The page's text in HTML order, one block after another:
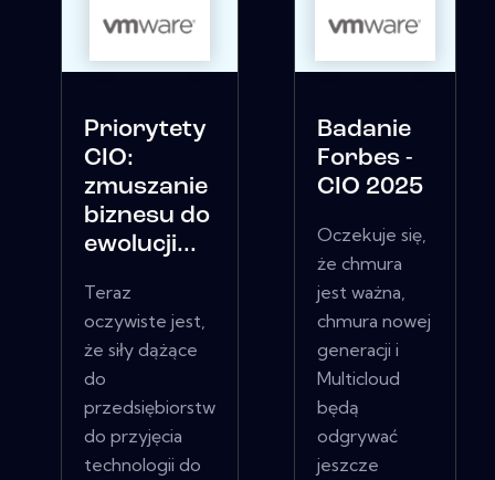
Priorytety
CIO:
zmuszanie
biznesu do
ewolucji...
Teraz
oczywiste jest,
że siły dążące
do
przedsiębiorstw
do przyjęcia
technologii do
Badanie
Forbes -
CIO 2025
Oczekuje się,
że chmura
jest ważna,
chmura nowej
generacji i
Multicloud
będą
odgrywać
jeszcze